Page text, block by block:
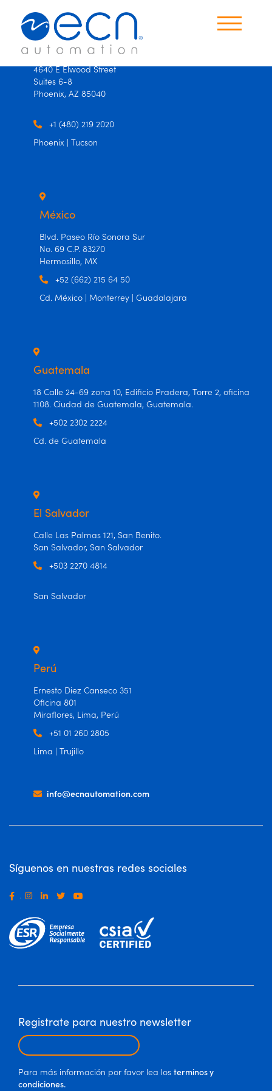
Productos
Oficinas
Contáctanos
USA
4640 E Elwood Street
Suites 6-8
Phoenix, AZ 85040
+1 (480) 219 2020
Phoenix | Tucson
México
Blvd. Paseo Río Sonora Sur
No. 69 C.P. 83270
Hermosillo, MX
+52 (662) 215 64 50
Cd. México | Monterrey | Guadalajara
Guatemala
18 Calle 24-69 zona 10, Edificio Pradera, Torre 2, oficina
1108. Ciudad de Guatemala, Guatemala.
+502 2302 2224
Cd. de Guatemala
El Salvador
Calle Las Palmas 121, San Benito.
San Salvador, San Salvador
+503 2270 4814
San Salvador
Perú
Ernesto Diez Canseco 351
Oficina 801
Miraflores, Lima, Perú
+51 01 260 2805
Lima | Trujillo
info@ecnautomation.com
Síguenos en nuestras redes sociales
.
Registrate para nuestro newsletter
Para más información por favor lea los terminos y
condiciones.